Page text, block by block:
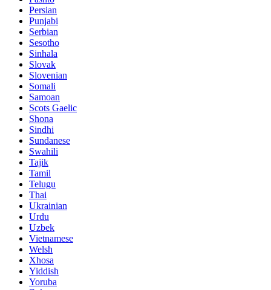
Persian
Punjabi
Serbian
Sesotho
Sinhala
Slovak
Slovenian
Somali
Samoan
Scots Gaelic
Shona
Sindhi
Sundanese
Swahili
Tajik
Tamil
Telugu
Thai
Ukrainian
Urdu
Uzbek
Vietnamese
Welsh
Xhosa
Yiddish
Yoruba